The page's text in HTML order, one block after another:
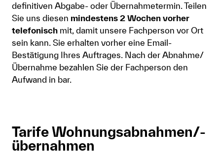
Suche
definitiven Abgabe- oder Übernahmetermin. Teilen
Sie uns diesen mindestens 2 Wochen vorher
telefonisch mit, damit unsere Fachperson vor Ort
sein kann. Sie erhalten vorher eine Email-
Bestätigung Ihres Auftrages. Nach der Abnahme/
Übernahme bezahlen Sie der Fachperson den
Aufwand in bar.
Tarife Wohnungsabnahmen/-
übernahmen